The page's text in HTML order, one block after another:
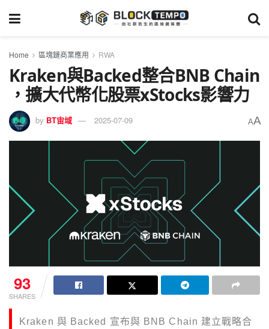
Home 區塊鏈商業應用 RWA
Kraken與Backed整合BNB Chain
，擴大代幣化股票xStocks影響力
by BT宙域 2025-07-09 AA
93
SHARES
Kraken 與 Backed 宣布與 BNB Chain 建立戰略合